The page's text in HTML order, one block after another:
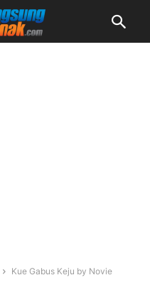
Kue Gabus Keju by Novie